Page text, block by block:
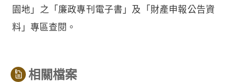
園地」之「廉政專刊電子書」及「財產申報公告資
料」專區查閱。
相關檔案